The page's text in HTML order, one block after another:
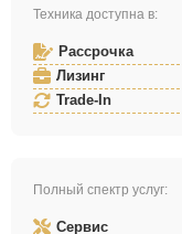
Техника доступна в:
Рассрочка
Лизинг
Trade-In
Полный спектр услуг:
Сервис